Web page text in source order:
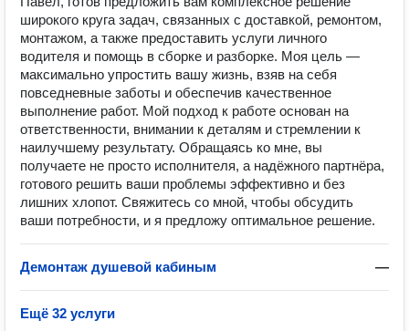
широкого круга задач, связанных с доставкой, ремонтом,
монтажом, а также предоставить услуги личного
водителя и помощь в сборке и разборке. Моя цель —
максимально упростить вашу жизнь, взяв на себя
повседневные заботы и обеспечив качественное
выполнение работ. Мой подход к работе основан на
ответственности, внимании к деталям и стремлении к
наилучшему результату. Обращаясь ко мне, вы
получаете не просто исполнителя, а надёжного партнёра,
готового решить ваши проблемы эффективно и без
лишних хлопот. Свяжитесь со мной, чтобы обсудить
ваши потребности, и я предложу оптимальное решение.
Демонтаж душевой кабиным —
Ещё 32 услуги